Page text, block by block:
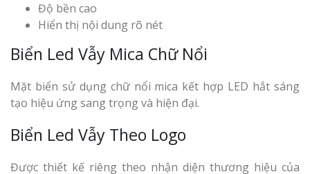
Độ bền cao
Hiển thị nội dung rõ nét
Biển Led Vẫy Mica Chữ Nổi
Mặt biển sử dụng chữ nổi mica kết hợp LED hắt sáng
tạo hiệu ứng sang trọng và hiện đại.
Biển Led Vẫy Theo Logo
Được thiết kế riêng theo nhận diện thương hiệu của